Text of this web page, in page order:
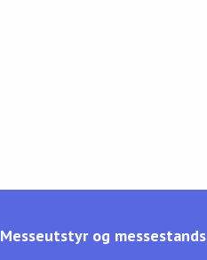
Messeutstyr og messestands